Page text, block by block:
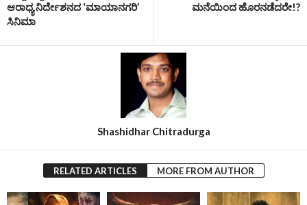
ಆರಾಧ್ಯ ನಿರ್ದೇಶನದ ‘ಮಾಯಾನಗರಿ’
ಸಿನಿಮಾ
ಮನೆಯಿಂದ ಹೊರನಡೆದರೇ!?
Shashidhar Chitradurga
RELATED ARTICLES MORE FROM AUTHOR